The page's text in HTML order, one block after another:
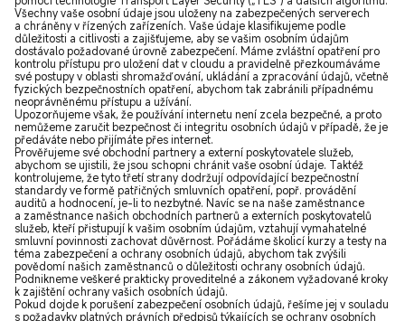
Všechny vaše osobní údaje jsou uloženy na zabezpečených serverech
a chráněny v řízených zařízeních. Vaše údaje klasifikujeme podle
důležitosti a citlivosti a zajišťujeme, aby se vašim osobním údajům
dostávalo požadované úrovně zabezpečení. Máme zvláštní opatření pro
kontrolu přístupu pro uložení dat v cloudu a pravidelně přezkoumáváme
své postupy v oblasti shromažďování, ukládání a zpracování údajů, včetně
fyzických bezpečnostních opatření, abychom tak zabránili případnému
neoprávněnému přístupu a užívání.
Upozorňujeme však, že používání internetu není zcela bezpečné, a proto
nemůžeme zaručit bezpečnost či integritu osobních údajů v případě, že je
předáváte nebo přijímáte přes internet.
Prověřujeme své obchodní partnery a externí poskytovatele služeb,
abychom se ujistili, že jsou schopni chránit vaše osobní údaje. Taktéž
kontrolujeme, že tyto třetí strany dodržují odpovídající bezpečnostní
standardy ve formě patřičných smluvních opatření, popř. provádění
auditů a hodnocení, je-li to nezbytné. Navíc se na naše zaměstnance
a zaměstnance našich obchodních partnerů a externích poskytovatelů
služeb, kteří přistupují k vašim osobním údajům, vztahují vymahatelné
smluvní povinnosti zachovat důvěrnost. Pořádáme školicí kurzy a testy na
téma zabezpečení a ochrany osobních údajů, abychom tak zvýšili
povědomí našich zaměstnanců o důležitosti ochrany osobních údajů.
Podnikneme veškeré prakticky proveditelné a zákonem vyžadované kroky
k zajištění ochrany vašich osobních údajů.
Pokud dojde k porušení zabezpečení osobních údajů, řešíme jej v souladu
s požadavky platných právních předpisů týkajících se ochrany osobních